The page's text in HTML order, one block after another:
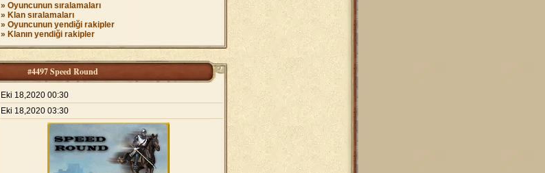
» Oyuncunun sıralamaları
» Klan sıralamaları
» Oyuncunun yendiği rakipler
» Klanın yendiği rakipler
#4497 Speed Round
Eki 18,2020 00:30
Eki 18,2020 03:30